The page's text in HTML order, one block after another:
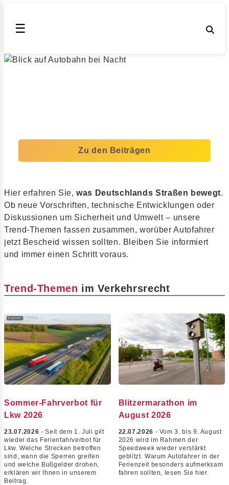
☰
Zu den Beiträgen
Hier erfahren Sie,was Deutschlands Straßen bewegt.
Ob neue Vorschriften, technische Entwicklungen oder
Diskussionen um Sicherheit und Umwelt – unsere
Trend-Themen fassen zusammen, worüber Autofahrer
jetzt Bescheid wissen sollten. Bleiben Sie informiert
und immer einen Schritt voraus.
Trend-Themen im Verkehrsrecht
Sommer-Fahrverbot für
Lkw 2026
23.07.2026 - Seit dem 1. Juli gilt
wieder das Ferienfahrverbot für
Lkw. Welche Strecken betroffen
sind, wann die Sperren greifen
und welche Bußgelder drohen,
erklären wir Ihnen in unserem
Beitrag.
Blitzermarathon im
August 2026
22.07.2026 - Vom 3. bis 9. August
2026 wird im Rahmen der
Speedweek wieder verstärkt
geblitzt. Warum Autofahrer in der
Ferienzeit besonders aufmerksam
fahren sollten, lesen Sie hier.